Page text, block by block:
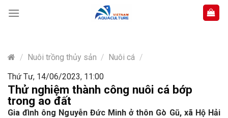
content
/ Nuôi trồng thủy sản / Nuôi cá /
Thứ Tư, 14/06/2023, 11:00
Thử nghiệm thành công nuôi cá bớp
trong ao đất
Gia đình ông Nguyễn Đức Minh ở thôn Gò Gũ, xã Hộ Hải